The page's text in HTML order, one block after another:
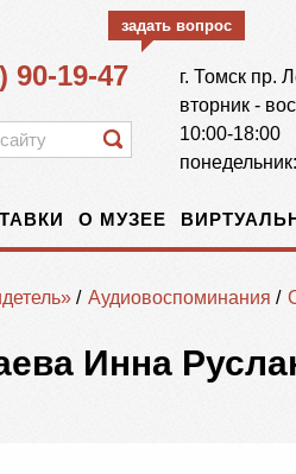
90-19-47
задать вопрос
О МУЗЕЕ
г. Томск пр.
вторник -
10:00-18:00
/ Аудиовоспоминания /
Инна